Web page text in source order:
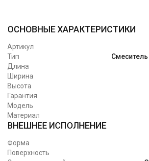
ОСНОВНЫЕ ХАРАКТЕРИСТИКИ
Артикул
Тип
Смеситель
Длина
Ширина
Высота
Гарантия
Модель
Материал
ВНЕШНЕЕ ИСПОЛНЕНИЕ
Форма
Поверхность